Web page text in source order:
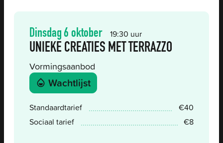
Dinsdag6 oktober 19:30 uur
UNIEKE CREATIES MET TERRAZZO
Vormingsaanbod
ReserveerWachtlijst
Standaardtarief €40
Sociaal tarief
€8